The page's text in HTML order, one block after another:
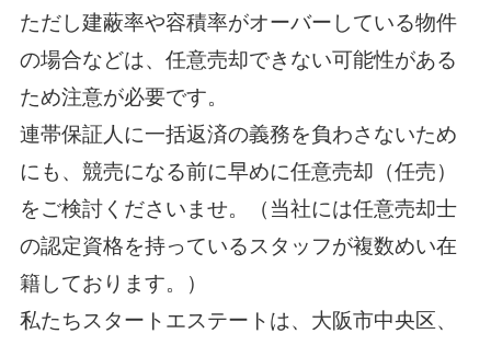
ただし建蔽率や容積率がオーバーしている物件
の場合などは、任意売却できない可能性がある
ため注意が必要です。
連帯保証人に一括返済の義務を負わさないため
にも、競売になる前に早めに任意売却（任売）
をご検討くださいませ。（当社には任意売却士
の認定資格を持っているスタッフが複数めい在
籍しております。）
私たちスタートエステートは、大阪市中央区、